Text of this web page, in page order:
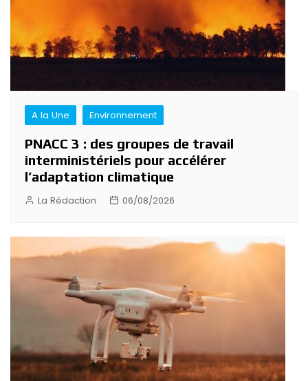
A la Une Environnement
PNACC 3 : des groupes de travail
interministériels pour accélérer
l’adaptation climatique
La Rédaction 06/08/2026